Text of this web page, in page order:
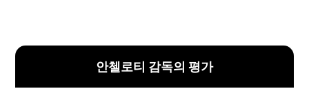
안첼로티 감독의 평가